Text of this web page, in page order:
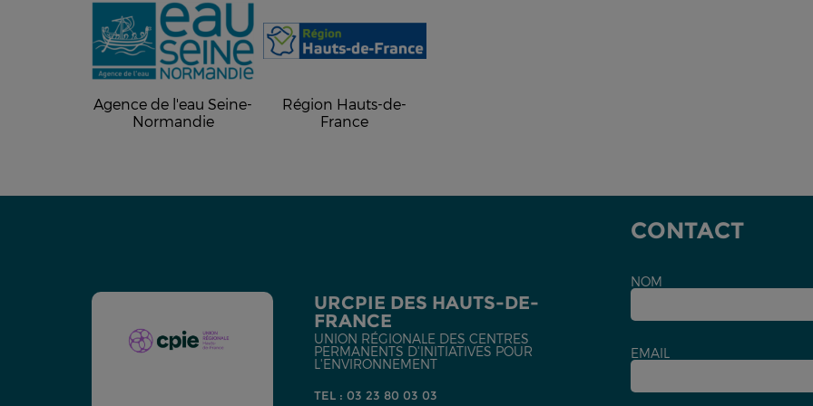
Agence de l'eau Seine-
Normandie
Région Hauts-de-
France
URCPIE DES HAUTS-DE-
FRANCE
UNION RÉGIONALE DES CENTRES
PERMANENTS D'INITIATIVES POUR
L'ENVIRONNEMENT
TEL : 03 23 80 03 03
CONTACT
NOM
EMAIL